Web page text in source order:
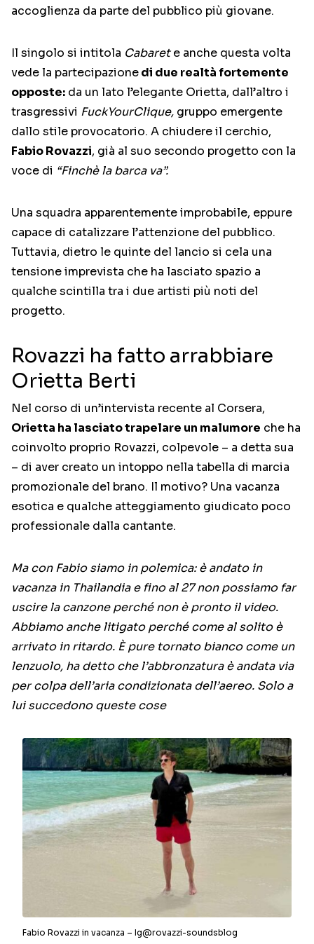
accoglienza da parte del pubblico più giovane.
Il singolo si intitola Cabarete anche questa volta
vede la partecipazionedi due realtà fortemente
opposte: da un lato l’elegante Orietta, dall’altro i
trasgressivi FuckYourClique, gruppo emergente
dallo stile provocatorio. A chiudere il cerchio,
Fabio Rovazzi, già al suo secondo progetto con la
voce di “Finchè la barca va”.
Una squadra apparentemente improbabile, eppure
capace di catalizzare l’attenzione del pubblico.
Tuttavia, dietro le quinte del lancio si cela una
tensione imprevista che ha lasciato spazio a
qualche scintilla tra i due artisti più noti del
progetto.
Rovazzi ha fatto arrabbiare
Orietta Berti
Nel corso di un’intervista recente al Corsera,
Orietta ha lasciato trapelare un malumore che ha
coinvolto proprio Rovazzi, colpevole – a detta sua
– di aver creato un intoppo nella tabella di marcia
promozionale del brano. Il motivo? Una vacanza
esotica e qualche atteggiamento giudicato poco
professionale dalla cantante.
Ma con Fabio siamo in polemica: è andato in
vacanza in Thailandia e fino al 27 non possiamo far
uscire la canzone perché non è pronto il video.
Abbiamo anche litigato perché come al solito è
arrivato in ritardo. È pure tornato bianco come un
lenzuolo, ha detto che l’abbronzatura è andata via
per colpa dell’aria condizionata dell’aereo. Solo a
lui succedono queste cose
Fabio Rovazzi in vacanza – Ig@rovazzi-soundsblog